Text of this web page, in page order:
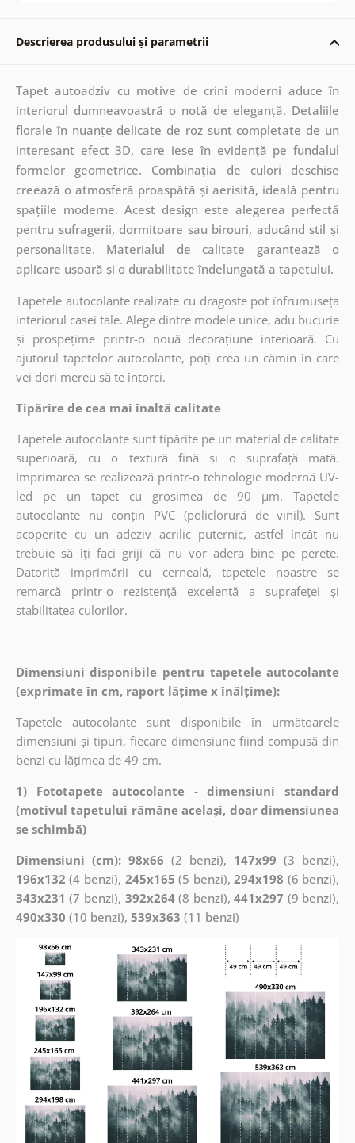
Descrierea produsului și parametrii
Tapet autoadziv cu motive de crini moderni aduce în
interiorul dumneavoastră o notă de eleganță. Detaliile
florale în nuanțe delicate de roz sunt completate de un
interesant efect 3D, care iese în evidență pe fundalul
formelor geometrice. Combinația de culori deschise
creează o atmosferă proaspătă și aerisită, ideală pentru
spațiile moderne. Acest design este alegerea perfectă
pentru sufragerii, dormitoare sau birouri, aducând stil și
personalitate. Materialul de calitate garantează o
aplicare ușoară și o durabilitate îndelungată a tapetului.
Tapetele autocolante realizate cu dragoste pot înfrumuseța
interiorul casei tale. Alege dintre modele unice, adu bucurie
și prospețime printr-o nouă decorațiune interioară. Cu
ajutorul tapetelor autocolante, poți crea un cămin în care
vei dori mereu să te întorci.
Tipărire de cea mai înaltă calitate
Tapetele autocolante sunt tipărite pe un material de calitate
superioară, cu o textură fină și o suprafață mată.
Imprimarea se realizează printr-o tehnologie modernă UV-
led pe un tapet cu grosimea de 90 µm. Tapetele
autocolante nu conțin PVC (policlorură de vinil). Sunt
acoperite cu un adeziv acrilic puternic, astfel încât nu
trebuie să îți faci griji că nu vor adera bine pe perete.
Datorită imprimării cu cerneală, tapetele noastre se
remarcă printr-o rezistență excelentă a suprafeței și
stabilitatea culorilor.
Dimensiuni disponibile pentru tapetele autocolante
(exprimate în cm, raport lățime x înălțime):
Tapetele autocolante sunt disponibile în următoarele
dimensiuni și tipuri, fiecare dimensiune fiind compusă din
benzi cu lățimea de 49 cm.
1) Fototapete autocolante - dimensiuni standard
(motivul tapetului rămâne același, doar dimensiunea
se schimbă)
Dimensiuni (cm): 98x66 (2 benzi), 147x99 (3 benzi),
196x132 (4 benzi), 245x165 (5 benzi),294x198 (6 benzi),
343x231 (7 benzi), 392x264(8 benzi),441x297 (9 benzi),
490x330 (10 benzi), 539x363 (11 benzi)